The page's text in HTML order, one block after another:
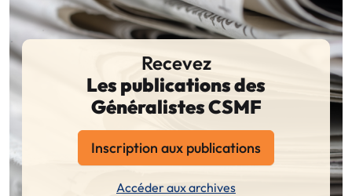
Recevez
Les publications des
Généralistes CSMF
Inscription aux publications
Accéder aux archives